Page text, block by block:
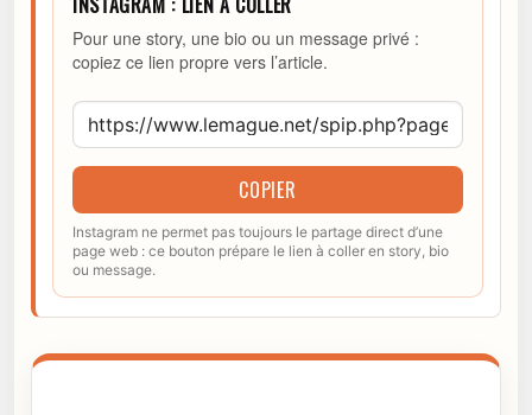
Pour une story, une bio ou un message privé :
copiez ce lien propre vers l’article.
COPIER
Instagram ne permet pas toujours le partage direct d’une
page web : ce bouton prépare le lien à coller en story, bio
ou message.